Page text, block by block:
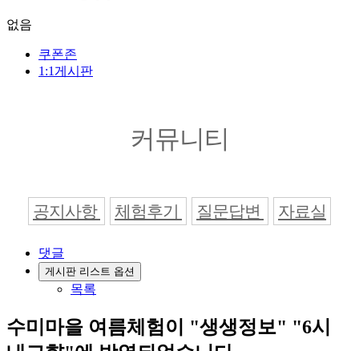
없음
쿠폰존
1:1게시판
커뮤니티
공지사항 체험후기 질문답변 자료실
댓글
게시판 리스트 옵션
목록
수미마을 여름체험이 "생생정보" "6시